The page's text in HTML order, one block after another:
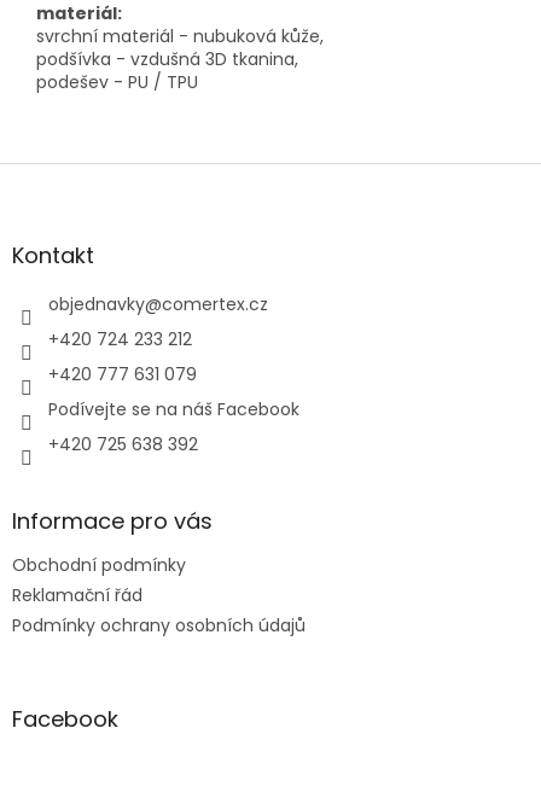
materiál:
svrchní materiál - nubuková kůže,
podšívka - vzdušná 3D tkanina,
podešev - PU / TPU
Z
aKontakt
objednavky@comertex.cz
+420 724 233 212
+420 777 631 079
Podívejte se na náš Facebook
+420 725 638 392
Informace pro vás
Obchodní podmínky
Reklamační řád
Podmínky ochrany osobních údajů
Facebook